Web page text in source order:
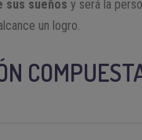
sus sueños y será la
un logro.